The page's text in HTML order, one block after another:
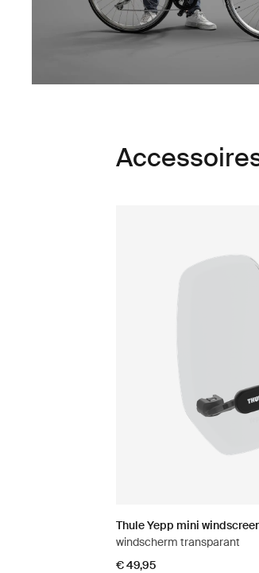
Thule Yepp mini
windscherm transparant
€ 49,95